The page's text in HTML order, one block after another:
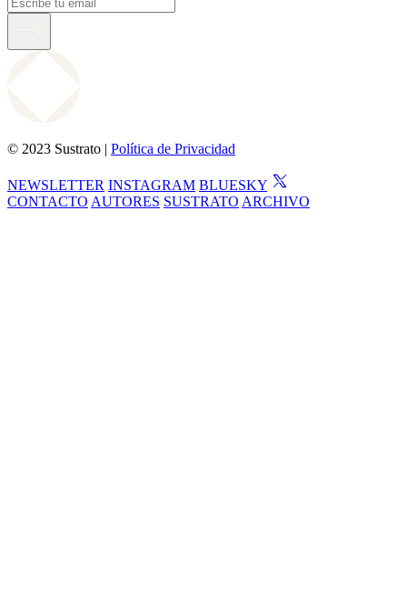
© 2023 Sustrato | Política de Privacidad
NEWSLETTER INSTAGRAM BLUESKY
CONTACTO AUTORES SUSTRATO ARCHIVO